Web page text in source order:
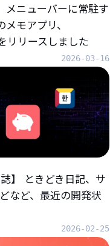
メニューバーに常駐す
モアプリ、
リリースしました
2026-03-16
】 ときどき日記、サ
など、最近の開発状
2026-02-25